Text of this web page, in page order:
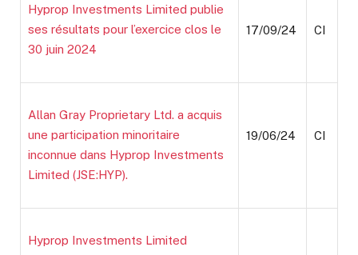
Hyprop Investments Limited publie
ses résultats pour l’exercice clos le
30 juin 2024
17/09/24 CI
Allan Gray Proprietary Ltd. a acquis
une participation minoritaire
inconnue dans Hyprop Investments
Limited (JSE:HYP).
19/06/24 CI
Hyprop Investments Limited